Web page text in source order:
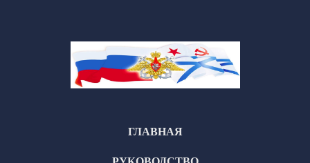
ГЛАВНАЯ